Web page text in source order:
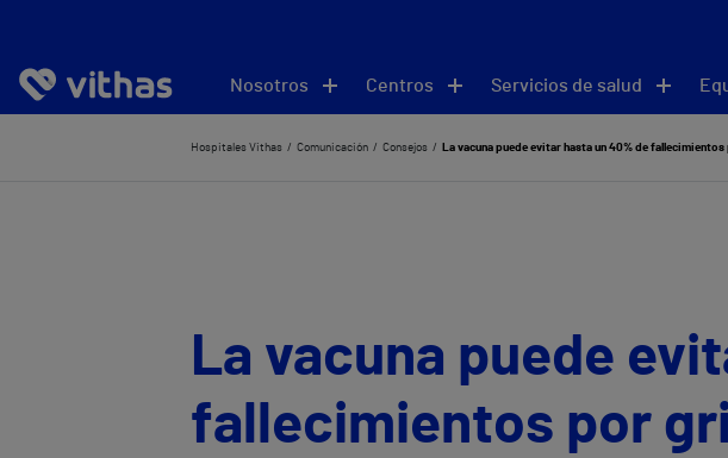
Nosotros Centros Servicios de salud
Hospitales Vithas Comunicación Consejos La vacuna puede evitar hasta un 40% de
La vacuna puede
fallecimientos por